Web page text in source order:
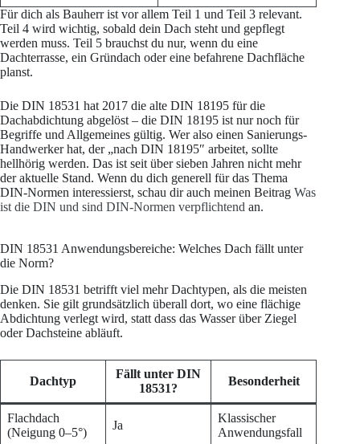
Für dich als Bauherr ist vor allem Teil 1 und Teil 3 relevant.
Teil 4 wird wichtig, sobald dein Dach steht und gepflegt
werden muss. Teil 5 brauchst du nur, wenn du eine
Dachterrasse, ein Gründach oder eine befahrene Dachfläche
planst.
Die DIN 18531 hat 2017 die alte DIN 18195 für die
Dachabdichtung abgelöst – die DIN 18195 ist nur noch für
Begriffe und Allgemeines gültig. Wer also einen Sanierungs-
Handwerker hat, der „nach DIN 18195″ arbeitet, sollte
hellhörig werden. Das ist seit über sieben Jahren nicht mehr
der aktuelle Stand. Wenn du dich generell für das Thema
DIN-Normen interessierst, schau dir auch meinen Beitrag Was
ist die DIN und sind DIN-Normen verpflichtend an.
DIN 18531 Anwendungsbereiche: Welches Dach fällt unter
die Norm?
Die DIN 18531 betrifft viel mehr Dachtypen, als die meisten
denken. Sie gilt grundsätzlich überall dort, wo eine flächige
Abdichtung verlegt wird, statt dass das Wasser über Ziegel
oder Dachsteine abläuft.
Dachtyp
Fällt unter DIN
18531?
Besonderheit
Flachdach
(Neigung 0–5°)
Ja
Klassischer
Anwendungsfall